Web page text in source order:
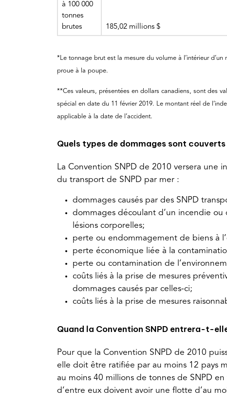
à 100 000
tonnes
brutes
185,02 millions $
*Le tonnage brut est la mesure du volume à l’intérieur
proue à la poupe.
**Ces valeurs, présentées en dollars canadiens, sont des
spécial en date du 11 février 2019. Le montant réel de
applicable à la date de l’accident.
Quels types de dommages sont
La Convention SNPD de 2010 versera une
du transport de SNPD par mer :
dommages causés par des SNPD
dommages découlant d’un incendie ou
lésions corporelles;
perte ou endommagement de biens à
perte économique liée à la
perte ou contamination de
coûts liés à la prise de mesures
dommages causés par celles-ci;
coûts liés à la prise de mesures
Quand la Convention SNPD entrera-t-
Pour que la Convention SNPD de 2010
elle doit être ratifiée par au moins 12 pays
au moins 40 millions de tonnes de SNPD
d’entre eux doivent avoir une flotte d’au